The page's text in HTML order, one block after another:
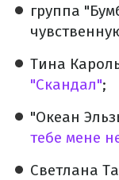
группа
Тина
"Скандал";
"Океан
тебе мене
Светлана